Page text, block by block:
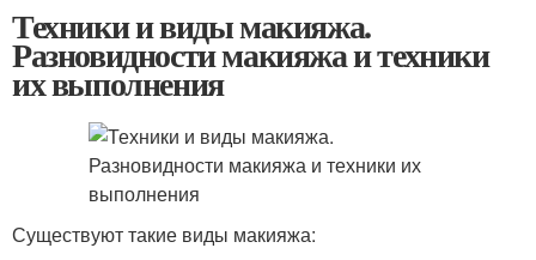
Техники и виды макияжа.
Разновидности макияжа и техники
их выполнения
Существуют такие виды макияжа: